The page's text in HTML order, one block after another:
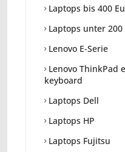
Laptops bis 400
Laptops unter 200
Lenovo E-Serie
Lenovo ThinkPad
keyboard
Laptops Dell
Laptops HP
Laptops Fujitsu